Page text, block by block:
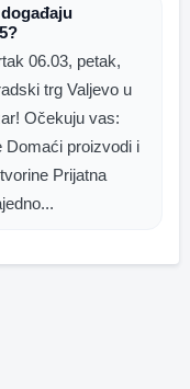
06.03, petak,
trg Valjevo u
Očekuju vas:
Domaći proizvodi i
Prijatna